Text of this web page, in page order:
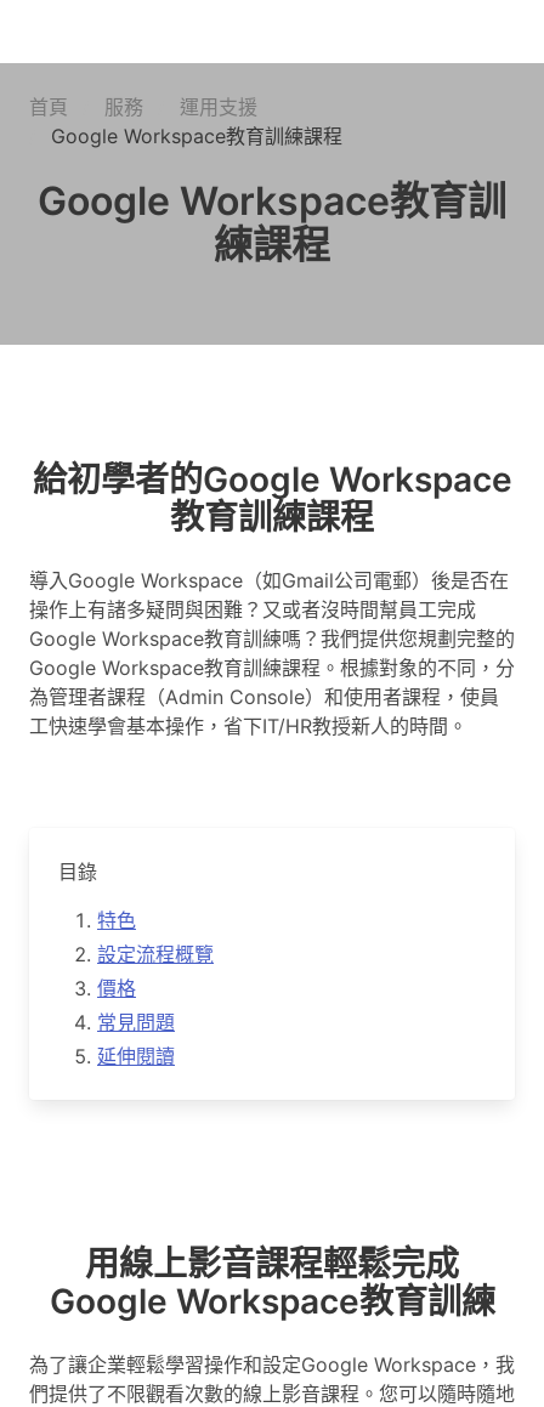
首頁 服務
運用支援
Google Workspace教育訓練課程
Google Workspace教育訓
練課程
給初學者的Google Workspace
教育訓練課程
導入Google Workspace（如Gmail公司電郵）後是否在
操作上有諸多疑問與困難？又或者沒時間幫員工完成
Google Workspace教育訓練嗎？我們提供您規劃完整的
Google Workspace教育訓練課程。根據對象的不同，分
為管理者課程（Admin Console）和使用者課程，使員
工快速學會基本操作，省下IT/HR教授新人的時間。
目錄
特色
設定流程概覽
價格
常見問題
延伸閱讀
用線上影音課程輕鬆完成
Google Workspace教育訓練
為了讓企業輕鬆學習操作和設定Google Workspace，我
們提供了不限觀看次數的線上影音課程。您可以隨時隨地